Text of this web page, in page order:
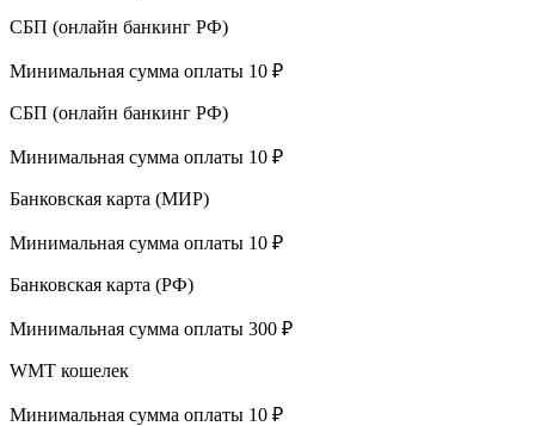
СБП (онлайн банкинг РФ)
Минимальная сумма оплаты 10 ₽
СБП (онлайн банкинг РФ)
Минимальная сумма оплаты 10 ₽
Банковская карта (МИР)
Минимальная сумма оплаты 10 ₽
Банковская карта (РФ)
Минимальная сумма оплаты 300 ₽
WMT кошелек
Минимальная сумма оплаты 10 ₽